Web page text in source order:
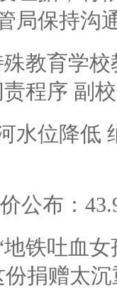
局保持沟
教育学
程序 副
水位降低
公布：
铁吐血
份捐赠太